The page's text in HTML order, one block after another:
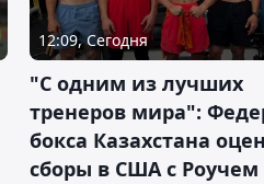
12:09, Сегодня
"С одним из лучших
тренеров мира":
бокса Казахстана
сборы в США с Роучем